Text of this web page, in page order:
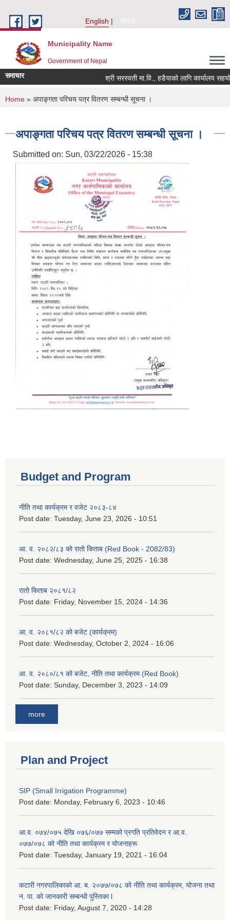
English
नेपाली
Municipality Name
Government of Nepal
समाचार श्री सरस्वती मा.वि., हडैयाको लागि कार्यालय
You are here
Home » अपाङ्गता परिचय पत्र वितरण सम्बन्धी सूचना ।
अपाङ्गता परिचय पत्र वितरण सम्बन्धी सूचना ।
Submitted on: Sun, 03/22/2026 - 15:38
Budget and Program
नीति तथा कार्यक्रम र वजेट २०८३-८४
Post date: Tuesday, June 23, 2026 - 10:51
आ. व. २०८२/८३ को रातो किताब (Red Book - 2082/83)
Post date: Wednesday, June 25, 2025 - 16:38
रातो किताब २०८१/८२
Post date: Friday, November 15, 2024 - 14:36
आ. व. २०८१/८२ को बजेट (कार्यक्रम)
Post date: Wednesday, October 2, 2024 - 16:06
आ. व. २०८०/८१ को बजेट, नीति तथा कार्यक्रम (Red Book)
Post date: Sunday, December 3, 2023 - 14:09
more
Plan and Project
SIP (Small Irrigation Programme)
Post date: Monday, February 6, 2023 - 10:46
आ.व. ०७४/०७५ देखि ०७६/०७७ सम्मको प्रगति प्रतिवेदन र आ.व.
०७७/०७८ को नीति तथा कार्यक्रम र योजनाहरू
Post date: Tuesday, January 19, 2021 - 16:04
कटारी नगरपालिकाको आ. ब. २०७७/०७८ को नीति तथा कार्यक्रम, योजना तथा
न. पा. को जानकारी सम्बन्धी पुस्तिका l
Post date: Friday, August 7, 2020 - 14:28